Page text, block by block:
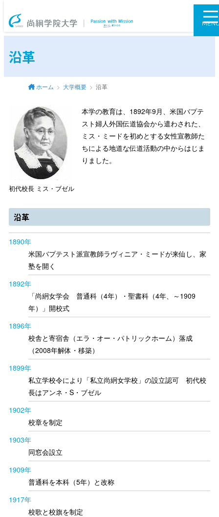
尚絅学院大学
沿革
ホーム 大学概要 沿革
初代校長 ミス・ブゼル
本学の教育は、1892年9月、米国バプテ
スト婦人外国伝道協会から遣わされた、
ミス・ミードを初めとする女性宣教師た
ちによる地道な伝道活動の中からはじま
りました。
沿革
1890年
米国バプテスト派宣教師ラヴィニア・ミードが来仙し、家
塾を開く
1892年
「尚絅女学会 普通科（4年）・聖書科（4年、～1909
年）」開校式
1896年
校舎と寄宿舎（エラ・オー・パトリックホーム）落成
（2008年解体・移築）
1899年
私立学校令により「私立尚絅女学校」の設立認可 初代校
長はアンネ・S・ブゼル
1902年
校章を制定
1903年
同窓会設立
1909年
普通科を本科（5年）と改称
1917年
校歌と校旗を制定